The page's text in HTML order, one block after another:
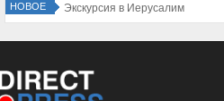
НОВОЕ Экскурсия в Иерусалим